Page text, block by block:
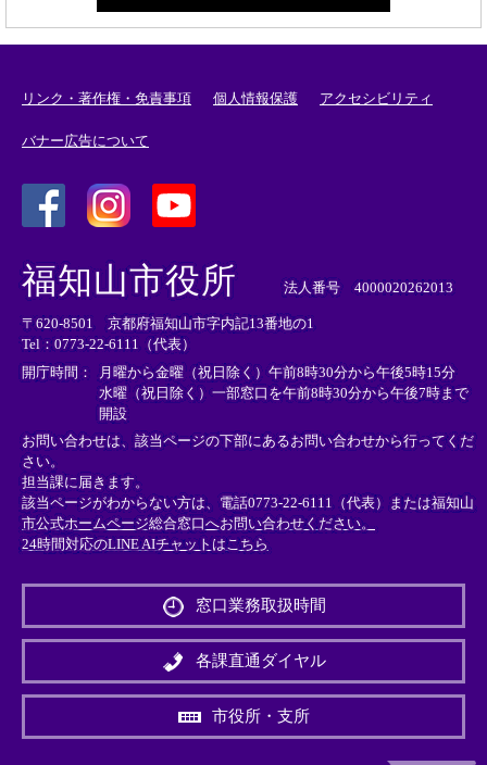
リンク・著作権・免責事項 個人情報保護 アクセシビリティ
バナー広告について
外
部
リ
ン
ク
＞
外
リ
ン
ク
＞
外
部
ン
ク
＞
福知山市役所 法人番号 4000020262013
〒620-8501 京都府福知山市字内記13番地の1
Tel：0773-22-6111（代表）
開庁時間：
月曜から金曜（祝日除く）午前8時30分から午後5時15分
水曜（祝日除く）一部窓口を午前8時30分から午後7時まで
開設
お問い合わせは、該当ページの下部にあるお問い合わせから行ってくだ
さい。
担当課に届きます。
該当ページがわからない方は、電話0773-22-6111（代表）または福知山
市公式ホームページ総合窓口へお問い合わせください。
24時間対応のLINE AIチャットはこちら
外
リ
ン
＞
窓口業務取扱時間
各課直通ダイヤル
市役所・支所